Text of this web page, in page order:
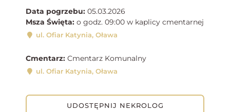
Data pogrzebu: 05.03.2026
Msza Święta: o godz. 09:00 w kaplicy cmentarnej
ul. Ofiar Katynia, Oława
Cmentarz: Cmentarz Komunalny
ul. Ofiar Katynia, Oława
UDOSTĘPNIJ NEKROLOG